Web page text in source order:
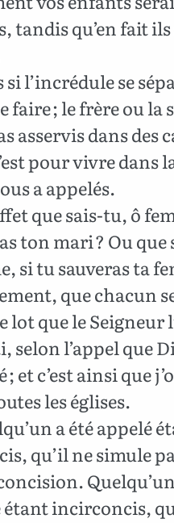
tandis qu’en fait
l’incrédule se
faire ; le frère ou
asservis dans des
pour vivre dans
a appelés.
que sais-tu, ô
ton mari ? Ou que
si tu sauveras ta
que chacun
lot que le Seigneur
selon l’appel que
; et c’est ainsi que
les églises.
a été appelé
qu’il ne simule
étant incirconcis,